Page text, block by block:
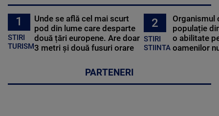
1
STIRI
TURISM
Unde se află cel mai scurt
pod din lume care desparte
două țări europene. Are doar
3 metri și două fusuri orare
2
STIRI
STIINTA
Organismul
populație
o abilitate
oamenilor
PARTENERI